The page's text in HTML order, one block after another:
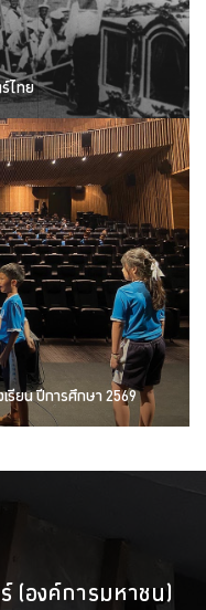
ไทย
รียน ปีการศึกษา 2569
(องค์การมหาชน)